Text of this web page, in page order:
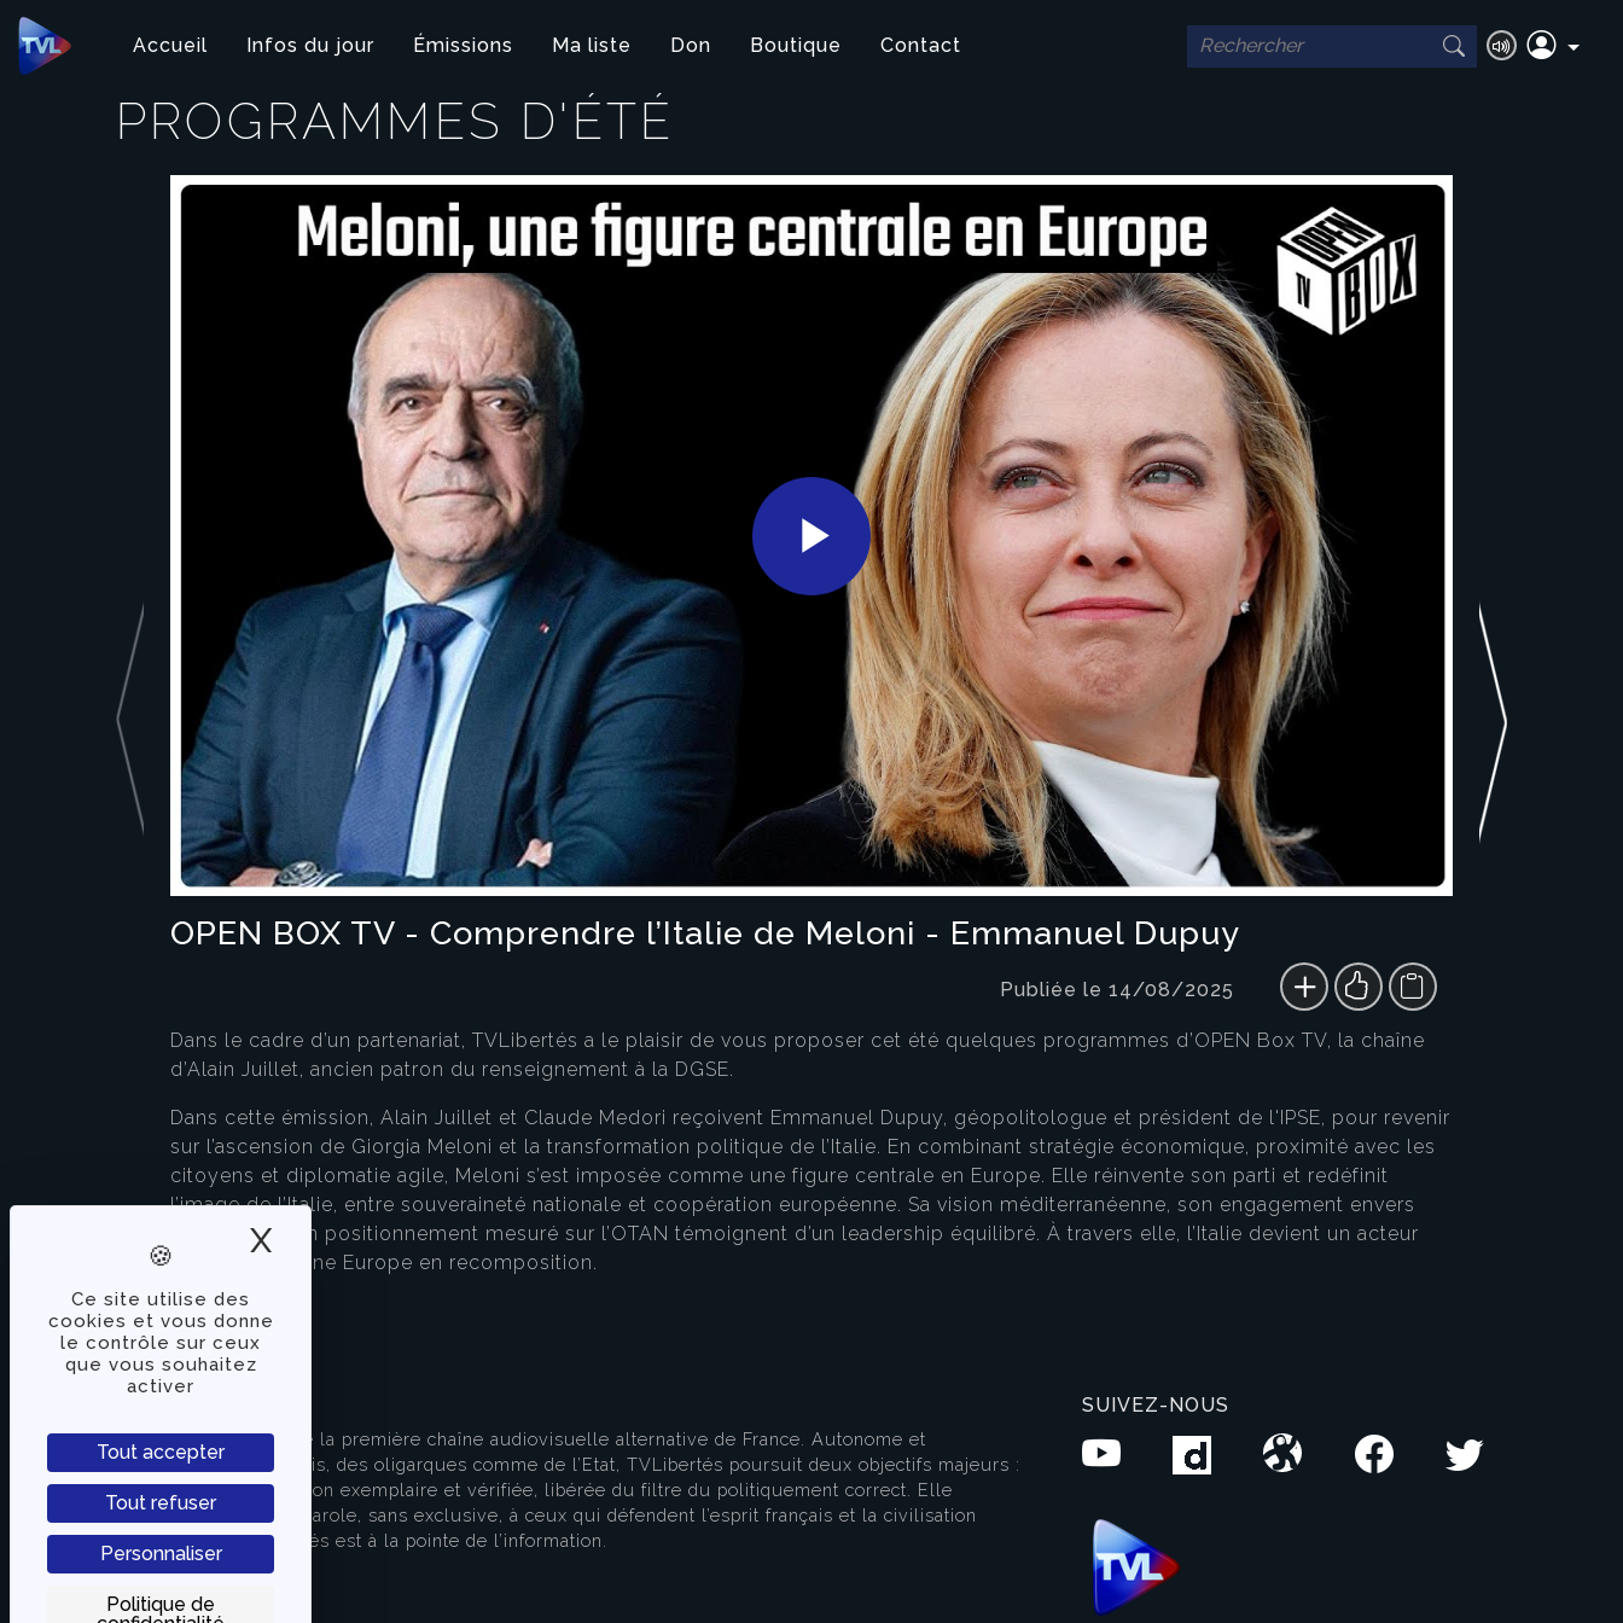
Panneau de gestion des cookies
Ce site utilise des
cookies et vous donne
le contrôle sur ceux
que vous souhaitez
activer
Tout accepter
Tout refuser
Personnaliser
Politique de
X Masquer le bandeau des cookies
Accueil Infos du jour Émissions Ma liste Don Boutique Contact
PROGRAMMES D'ÉTÉ
Play
Video
OPEN BOX TV - Comprendre l’Italie de Meloni - Emmanuel Dupuy
Publiée le 14/08/2025
Dans le cadre d’un partenariat, TVLibertés a le plaisir de vous proposer cet été quelques programmes d’OPEN Box TV, la chaîne
d’Alain Juillet, ancien patron du renseignement à la DGSE.
Dans cette émission, Alain Juillet et Claude Medori reçoivent Emmanuel Dupuy, géopolitologue et président de l'IPSE, pour revenir
sur l’ascension de Giorgia Meloni et la transformation politique de l’Italie. En combinant stratégie économique, proximité avec les
citoyens et diplomatie agile, Meloni s’est imposée comme une figure centrale en Europe. Elle réinvente son parti et redéfinit
l’image de l’Italie, entre souveraineté nationale et coopération européenne. Sa vision méditerranéenne, son engagement envers
l'Afrique et son positionnement mesuré sur l’OTAN témoignent d’un leadership équilibré. À travers elle, l’Italie devient un acteur
moteur dans une Europe en recomposition.
TVLibertés représente la première chaîne audiovisuelle alternative de France. Autonome et
indépendante des partis, des oligarques comme de l’Etat, TVLibertés poursuit deux objectifs majeurs :
apporter une information exemplaire et vérifiée, libérée du filtre du politiquement correct. Elle
s’attache à donner la parole, sans exclusive, à ceux qui défendent l’esprit français et la civilisation
européenne. TVLibertés est à la pointe de l’information.
SUIVEZ-NOUS